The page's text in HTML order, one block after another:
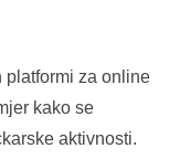
platformi za online
kako se
aktivnosti.